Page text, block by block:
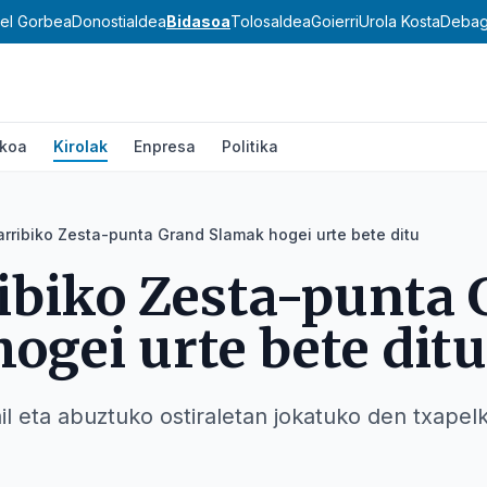
GorbeaDonostialdeaBidasoaTolosaldeaGoierriUrola Kosta
Kirolak Enpresa Politika
Zesta-punta Grand Slamak hogei urte bete ditu
Zesta-punta
urte bete ditu
eta abuztuko ostiraletan jokatuko den